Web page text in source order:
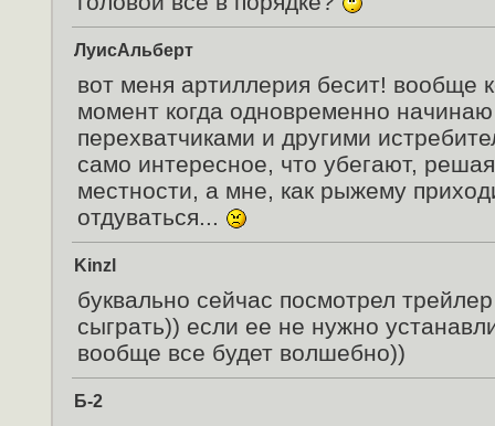
ЛуисАльберт
вот меня артиллерия бесит! вообще
момент когда одновременно начинаю
перехватчиками и другими
само интересное, что убегают,
местности, а мне, как рыжему
отдуваться...
Kinzl
буквально сейчас посмотрел
сыграть)) если ее не нужно
вообще все будет волшебно))
Б-2